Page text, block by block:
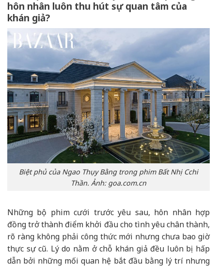
hôn nhân luôn thu hút sự quan tâm của
khán giả?
Biệt phủ của Ngao Thụy Bằng trong phim Bất Nhị Cchi
Thần. Ảnh: goa.com.cn
Những bộ phim cưới trước yêu sau, hôn nhân hợp
đồng trở thành điểm khởi đầu cho tình yêu chân thành,
rõ ràng không phải công thức mới nhưng chưa bao giờ
thực sự cũ. Lý do nằm ở chỗ khán giả đều luôn bị hấp
dẫn bởi những mối quan hệ bắt đầu bằng lý trí nhưng